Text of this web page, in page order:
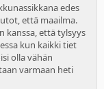
edes
että maailma.
kanssa, että tylsyys
kun kaikki tiet
olla vähän
varmaan heti